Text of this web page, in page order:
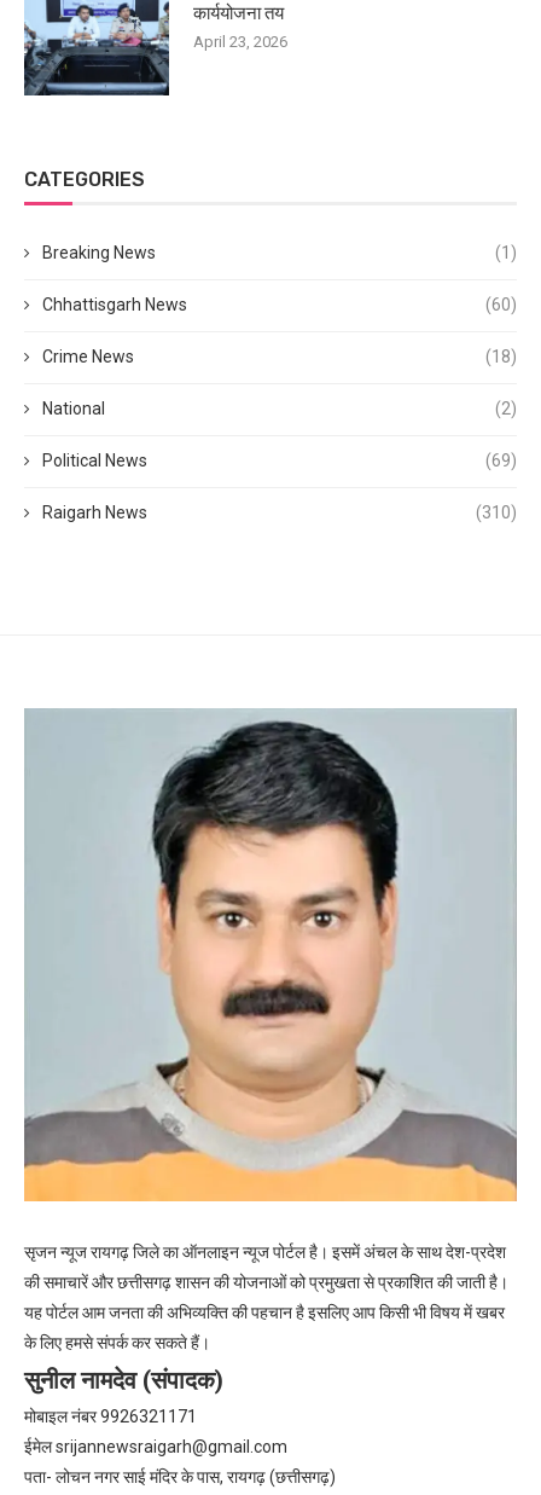
कार्ययोजना तय
April 23, 2026
CATEGORIES
Breaking News (1)
Chhattisgarh News (60)
Crime News (18)
National (2)
Political News (69)
Raigarh News (310)
सृजन न्यूज रायगढ़ जिले का ऑनलाइन न्यूज पोर्टल है। इसमें अंचल के साथ देश-प्रदेश
की समाचारें और छत्तीसगढ़ शासन की योजनाओं को प्रमुखता से प्रकाशित की जाती है।
यह पोर्टल आम जनता की अभिव्यक्ति की पहचान है इसलिए आप किसी भी विषय में खबर
के लिए हमसे संपर्क कर सकते हैं।
सुनील नामदेव (संपादक)
मोबाइल नंबर 9926321171
ईमेलsrijannewsraigarh@gmail.com
पता- लोचन नगर साई मंदिर के पास, रायगढ़ (छत्तीसगढ़)